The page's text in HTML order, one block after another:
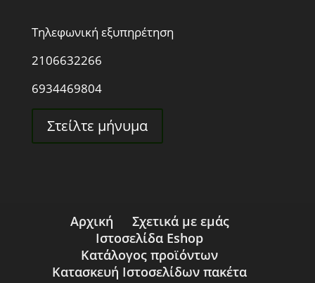
Τηλεφωνική εξυπηρέτηση
2106632266
6934469804
Στείλτε μήνυμα
Αρχική
Σχετικά με εμάς
Ιστοσελίδα Eshop
Κατάλογος προϊόντων
Κατασκευή Ιστοσελίδων πακέτα